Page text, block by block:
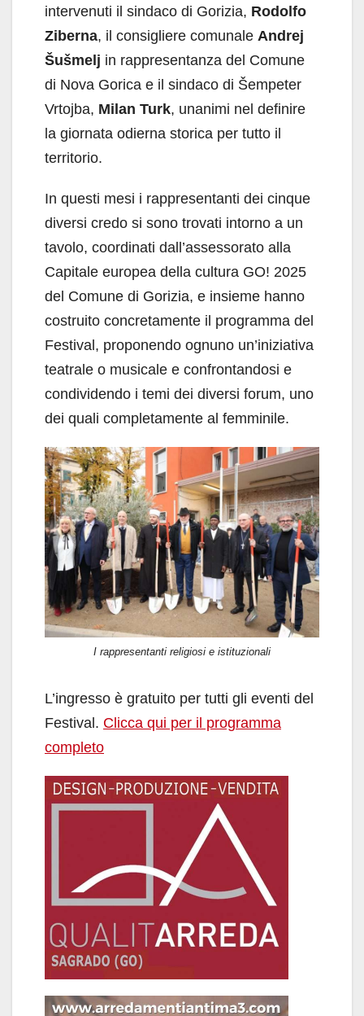
intervenuti il sindaco di Gorizia, Rodolfo
Ziberna, il consigliere comunale Andrej
Šušmelj in rappresentanza del Comune
di Nova Gorica e il sindaco di Šempeter
Vrtojba, Milan Turk, unanimi nel definire
la giornata odierna storica per tutto il
territorio.
In questi mesi i rappresentanti dei cinque
diversi credo si sono trovati intorno a un
tavolo, coordinati dall’assessorato alla
Capitale europea della cultura GO! 2025
del Comune di Gorizia, e insieme hanno
costruito concretamente il programma del
Festival, proponendo ognuno un’iniziativa
teatrale o musicale e confrontandosi e
condividendo i temi dei diversi forum, uno
dei quali completamente al femminile.
I rappresentanti religiosi e istituzionali
L’ingresso è gratuito per tutti gli eventi del
Festival. Clicca qui per il programma
completo